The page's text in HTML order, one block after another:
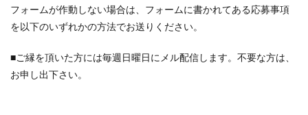
フォームが作動しない場合は、フォームに書かれてある応募事項
を以下のいずれかの方法でお送りください。
■ご縁を頂いた方には毎週日曜日にメル配信します。不要な方は、
お申し出下さい。